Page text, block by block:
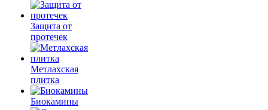
Защита от
протечек
Метлахская
плитка
Биокамины